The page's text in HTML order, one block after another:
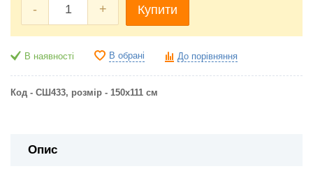
- + Купити
В наявності В обрані До порівняння
Код - СШ433, розмір - 150х111 см
Опис